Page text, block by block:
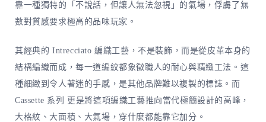
靠一種獨特的「不說話，但讓人無法忽視」的氣場，俘虜了無
數對質感要求極高的品味玩家。
其經典的 Intrecciato 編織工藝，不是裝飾，而是從皮革本身的
結構編織而成，每一道編紋都象徵職人的耐心與精緻工法。這
種細緻到令人著迷的手感，是其他品牌難以複製的標誌。而
Cassette 系列 更是將這項編織工藝推向當代極簡設計的高峰，
大格紋、大面積、大氣場，穿什麼都能靠它加分。